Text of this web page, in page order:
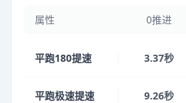
属性 0推进
平跑180提速 3.37秒
平跑极速提速 9.26秒